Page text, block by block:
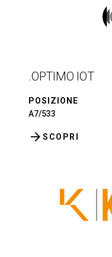
.OPTIMO IOT
POSIZIONE
A7/533
SCOPRI
arrow_forward